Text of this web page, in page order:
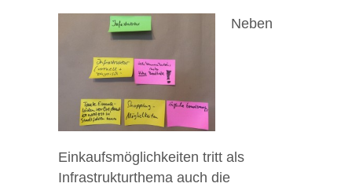
Neben
Einkaufsmöglichkeiten tritt als
Infrastrukturthema auch die